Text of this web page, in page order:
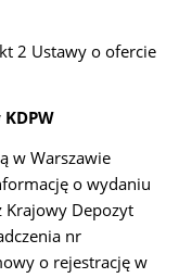
2 Ustawy o ofercie
w Warszawie
o wydaniu
Depozyt
nr
o rejestrację w